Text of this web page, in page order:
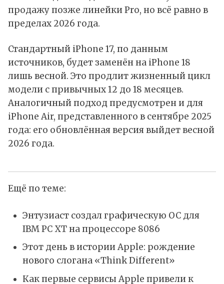
продажу позже линейки Pro, но всё равно в
пределах 2026 года.
Стандартный iPhone 17, по данным
источников, будет заменён на iPhone 18
лишь весной. Это продлит жизненный цикл
модели с привычных 12 до 18 месяцев.
Аналогичный подход предусмотрен и для
iPhone Air, представленного в сентябре 2025
года: его обновлённая версия выйдет весной
2026 года.
Ещё по теме:
Энтузиаст создал графическую ОС для
IBM PC XT на процессоре 8086
Этот день в истории Apple: рождение
нового слогана «Think Different»
Как первые сервисы Apple привели к